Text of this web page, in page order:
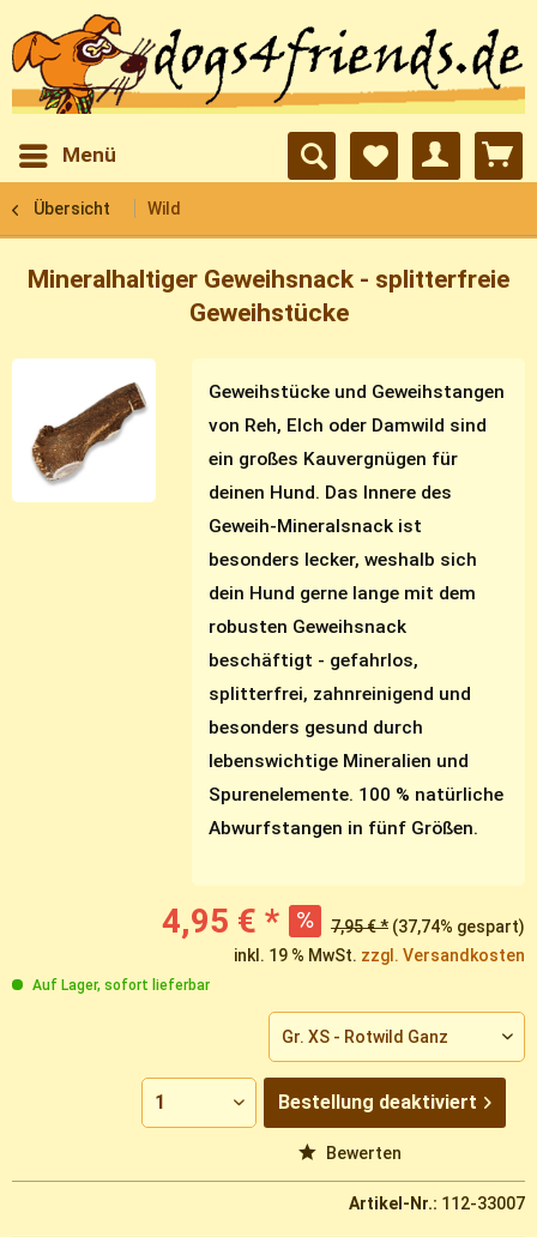
Menü
Übersicht Wild
Mineralhaltiger Geweihsnack - splitterfreie
Geweihstücke
Geweihstücke und Geweihstangen
von Reh, Elch oder Damwild sind
ein großes Kauvergnügen für
deinen Hund. Das Innere des
Geweih-Mineralsnack ist
besonders lecker, weshalb sich
dein Hund gerne lange mit dem
robusten Geweihsnack
beschäftigt - gefahrlos,
splitterfrei, zahnreinigend und
besonders gesund durch
lebenswichtige Mineralien und
Spurenelemente. 100 % natürliche
Abwurfstangen in fünf Größen.
4,95 € * 7,95 € * (37,74% gespart)
inkl. 19 % MwSt. zzgl. Versandkosten
Auf Lager, sofort lieferbar
Bestellung deaktiviert
Bewerten
Artikel-Nr.: 112-33007